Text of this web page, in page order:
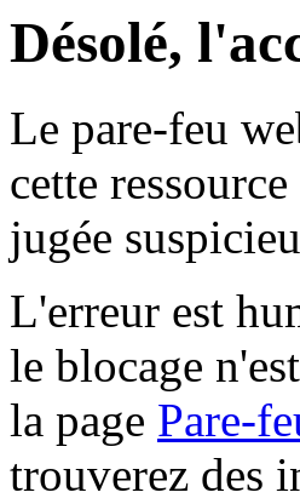
Désolé,
Le pare-feu
cette
jugée
L'erreur est
le blocage
la page Pare-
trouverez des